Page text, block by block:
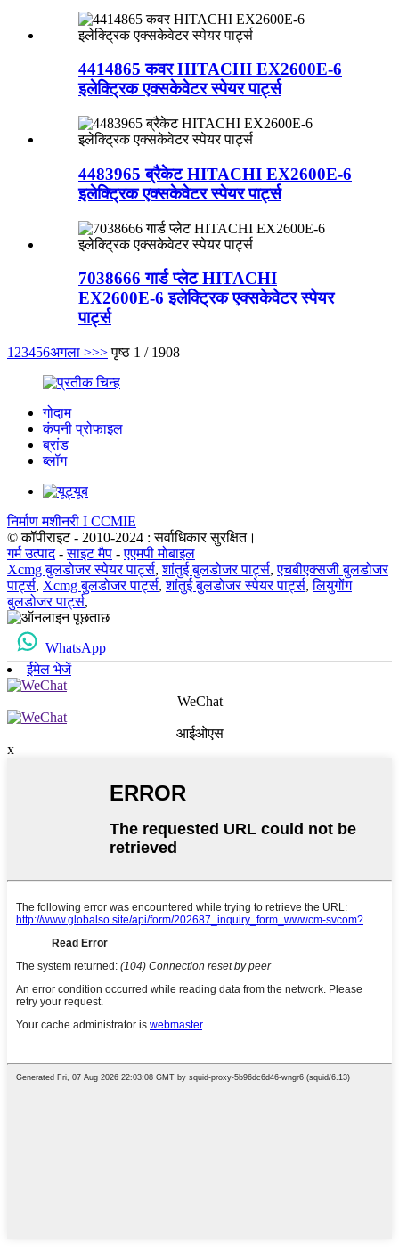
4414865 कवर HITACHI EX2600E-6
इलेक्ट्रिक एक्सकेवेटर स्पेयर पार्ट्स
4483965 ब्रैकेट HITACHI EX2600E-6
इलेक्ट्रिक एक्सकेवेटर स्पेयर पार्ट्स
7038666 गार्ड प्लेट HITACHI
EX2600E-6 इलेक्ट्रिक एक्सकेवेटर स्पेयर
पार्ट्स
1 23456अगला >>> पृष्ठ 1 / 1908
गोदाम
कंपनी प्रोफाइल
ब्रांड
ब्लॉग
निर्माण मशीनरी I CCMIE
© कॉपीराइट - 2010-2024 : सर्वाधिकार सुरक्षित।
गर्म उत्पाद-साइट मैप -एएमपी मोबाइल
Xcmg बुलडोजर स्पेयर पार्ट्स,शांतुई बुलडोजर पार्ट्स,एचबीएक्सजी बुलडोजर
पार्ट्स, Xcmg बुलडोजर पार्ट्स,शांतुई बुलडोजर स्पेयर पार्ट्स,लियुगोंग
बुलडोजर पार्ट्स,
WhatsApp
ईमेल भेजें
WeChat
आईओएस
x